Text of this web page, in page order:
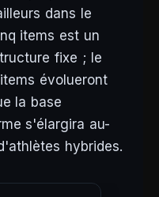
dans le
items est un
fixe ; le
évolueront
la base
s'élargira au-
hybrides.